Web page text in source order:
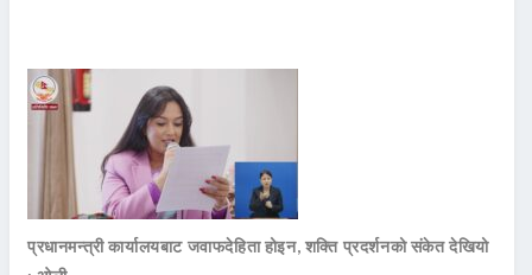
प्रधानमन्त्री कार्यालयबाट जवाफदेहिता होइन, शक्ति प्रदर्शनको संकेत देखियो